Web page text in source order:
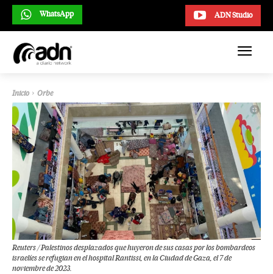
ADN Studio
WhatsApp
Inicio Orbe
Reuters / Palestinos desplazados que huyeron de sus casas por los bombardeos
israelíes se refugian en el hospital Rantissi, en la Ciudad de Gaza, el 7 de
noviembre de 2023.